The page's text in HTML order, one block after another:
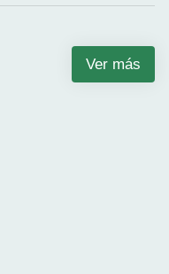
Ver más